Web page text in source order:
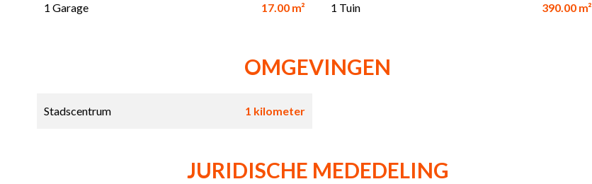
1 Garage 17.00 m² 1 Tuin 390.00 m²
OMGEVINGEN
Stadscentrum 1 kilometer
JURIDISCHE MEDEDELING